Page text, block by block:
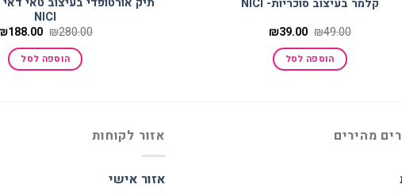
קלמר בעיצוב סוכריות- NICI
₪49.00 המחיר
היה:
₪49.00.
₪39.00
הוספה לסל
NICI
₪280.00 המחיר
היה:
₪280.00.
188.00
הוספה לסל
מהירים אזור לקוחות
אזור אישי